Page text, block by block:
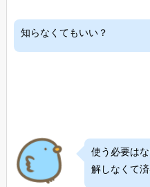
知らなくてもいい？
使う必要は
解しなくて済